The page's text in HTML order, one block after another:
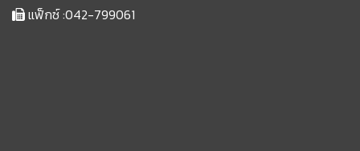
แฟ็กซ์ :042-799061